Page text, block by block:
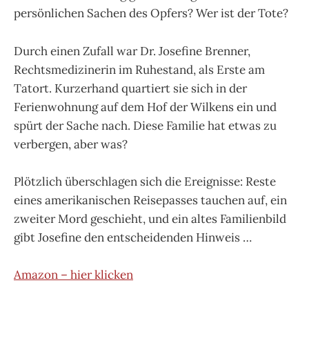
persönlichen Sachen des Opfers? Wer ist der Tote?
Durch einen Zufall war Dr. Josefine Brenner,
Rechtsmedizinerin im Ruhestand, als Erste am
Tatort. Kurzerhand quartiert sie sich in der
Ferienwohnung auf dem Hof der Wilkens ein und
spürt der Sache nach. Diese Familie hat etwas zu
verbergen, aber was?
Plötzlich überschlagen sich die Ereignisse: Reste
eines amerikanischen Reisepasses tauchen auf, ein
zweiter Mord geschieht, und ein altes Familienbild
gibt Josefine den entscheidenden Hinweis …
Amazon – hier klicken